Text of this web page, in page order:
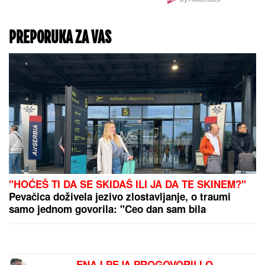
HAOS NA PRIMORJU!
Đoković u izdanju u kom
ga NIKADA niste videli!
Skače na bini i peva,
raspametio publiku
(VIDEO)